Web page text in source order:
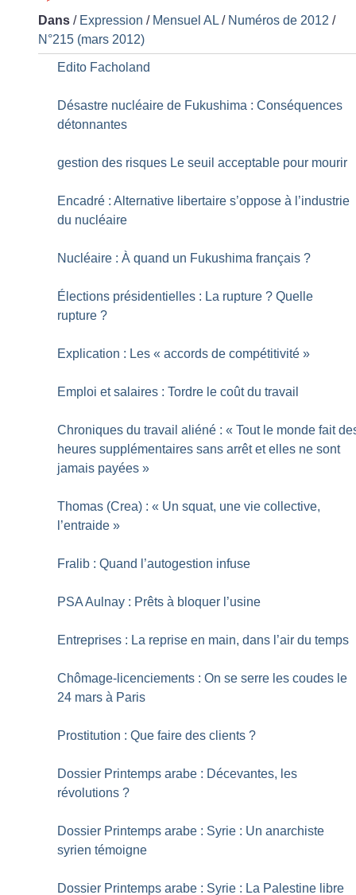
Dans / Expression / Mensuel AL / Numéros de 2012 /
N°215 (mars 2012)
Edito Facholand
Désastre nucléaire de Fukushima : Conséquences
détonnantes
gestion des risques Le seuil acceptable pour mourir
Encadré : Alternative libertaire s’oppose à l’industrie
du nucléaire
Nucléaire : À quand un Fukushima français ?
Élections présidentielles : La rupture ? Quelle
rupture ?
Explication : Les « accords de compétitivité »
Emploi et salaires : Tordre le coût du travail
Chroniques du travail aliéné : « Tout le monde fait
heures supplémentaires sans arrêt et elles ne sont
jamais payées »
Thomas (Crea) : « Un squat, une vie collective,
l’entraide »
Fralib : Quand l’autogestion infuse
PSA Aulnay : Prêts à bloquer l’usine
Entreprises : La reprise en main, dans l’air du temps
Chômage-licenciements : On se serre les coudes le
24 mars à Paris
Prostitution : Que faire des clients ?
Dossier Printemps arabe : Décevantes, les
révolutions ?
Dossier Printemps arabe : Syrie : Un anarchiste
syrien témoigne
Dossier Printemps arabe : Syrie : La Palestine libre